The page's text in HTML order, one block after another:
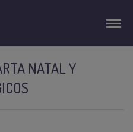
NATAL Y